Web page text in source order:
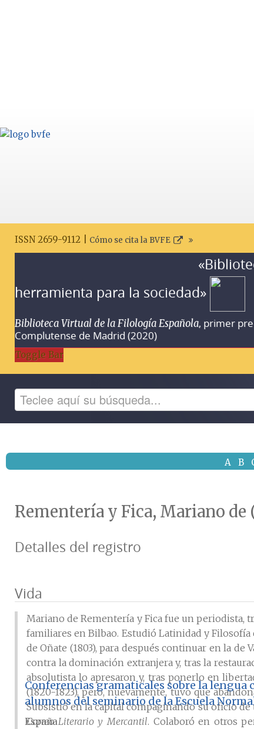
ISSN 2659-9112 | Cómo se cita la BVFE
herramienta para la sociedad»
Biblioteca Virtual de la Filología Española, primer
Complutense de Madrid (2020)
Toggle Bar
A B
Rementería y Fica, Mariano de
Detalles del registro
Vida
Mariano de Rementería y Fica fue un periodista,
familiares en Bilbao. Estudió Latinidad y Filosofía
de Oñate (1803), para después continuar en la
contra la dominación extranjera y, tras la
absolutista lo apresaron y, tras ponerlo en
(1820-1823), pero, nuevamente, tuvo que
Subsistió en la capital compaginando su oficio
Correo Literario y Mercantil. Colaboró en otros
Conferencias gramaticales sobre la lengua
alumnos del seminario de la Escuela
España